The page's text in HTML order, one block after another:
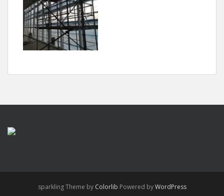
sparkling Theme by Colorlib Powered byWordPress